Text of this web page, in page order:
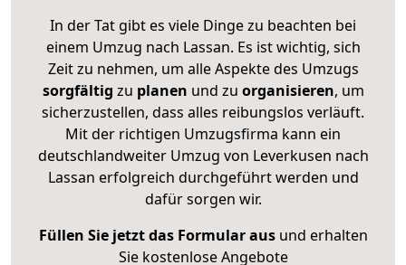
In der Tat gibt es viele Dinge zu beachten bei
einem Umzug nach Lassan. Es ist wichtig, sich
Zeit zu nehmen, um alle Aspekte des Umzugs
sorgfältig zu planen und zu organisieren, um
sicherzustellen, dass alles reibungslos verläuft.
Mit der richtigen Umzugsfirma kann ein
deutschlandweiter Umzug von Leverkusen nach
Lassan erfolgreich durchgeführt werden und
dafür sorgen wir.
Füllen Sie jetzt das Formular ausund erhalten
Sie kostenlose Angebote